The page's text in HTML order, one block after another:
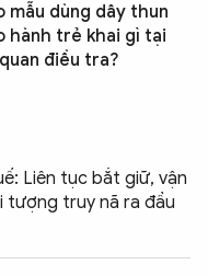
mẫu dùng dây thun
hành trẻ khai gì tại
điều tra?
Liên tục bắt giữ, vận
tượng truy nã ra đầu